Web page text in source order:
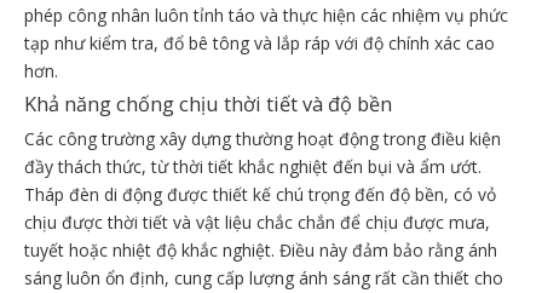
phép công nhân luôn tỉnh táo và thực hiện các nhiệm vụ phức
tạp như kiểm tra, đổ bê tông và lắp ráp với độ chính xác cao
hơn.
Khả năng chống chịu thời tiết và độ bền
Các công trường xây dựng thường hoạt động trong điều kiện
đầy thách thức, từ thời tiết khắc nghiệt đến bụi và ẩm ướt.
Tháp đèn di động được thiết kế chú trọng đến độ bền, có vỏ
chịu được thời tiết và vật liệu chắc chắn để chịu được mưa,
tuyết hoặc nhiệt độ khắc nghiệt. Điều này đảm bảo rằng ánh
sáng luôn ổn định, cung cấp lượng ánh sáng rất cần thiết cho